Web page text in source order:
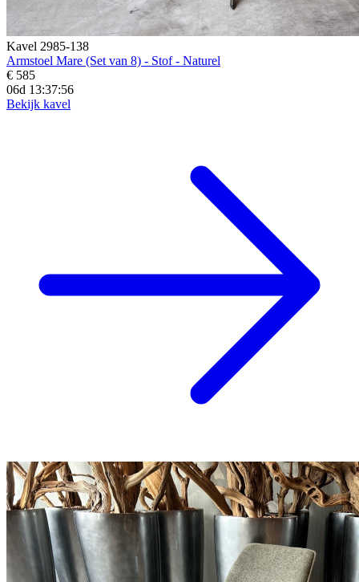
Kavel 2985-138
Armstoel Mare (Set van 8) - Stof - Naturel
€ 585
06d 13:37:54
Bekijk kavel